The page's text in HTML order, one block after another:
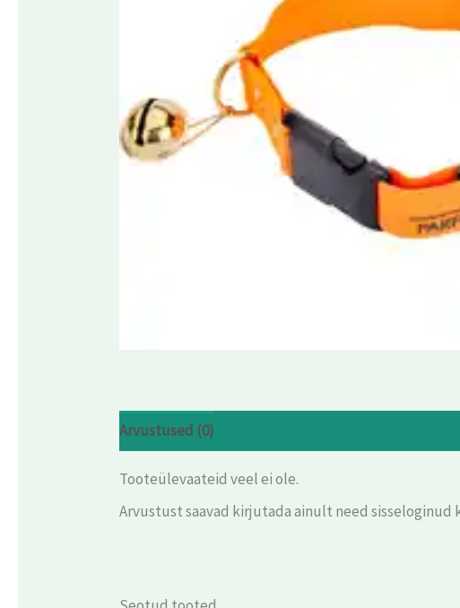
Arvustused (0)
Tooteülevaateid veel ei ole.
Arvustust saavad kirjutada ainult need